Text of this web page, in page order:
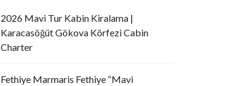
2026 Mavi Tur Kabin Kiralama |
Karacasöğüt Gökova Körfezi Cabin
Charter
Fethiye Marmaris Fethiye “Mavi